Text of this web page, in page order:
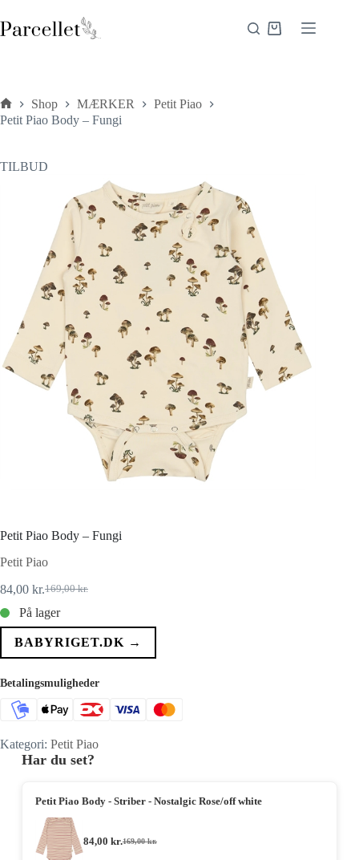
til
indhold
Indkøbskurv
Forside
Shop MÆRKER
Petit Piao
Petit Piao Body – Fungi
TILBUD
Petit Piao Body – Fungi
Petit Piao
169,00kr.
Den
oprindelige
pris
var:
84,00 kr.Den
aktuelle
pris
er:
På lager
BABYRIGET.DK →
Betalingsmuligheder
Kategori: Petit Piao
Har du set?
Petit Piao Body - Striber - Nostalgic Rose/off white
169,00kr.
Den
84,00 kr.Den